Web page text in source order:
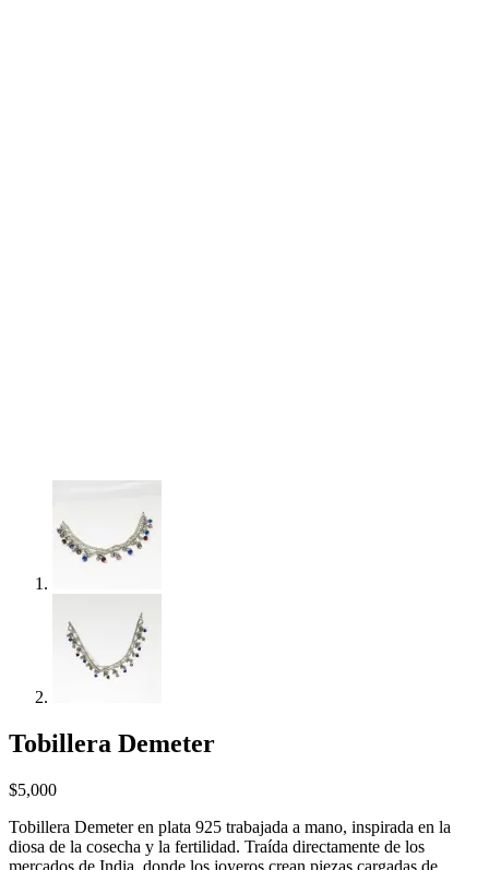
Tobillera Demeter
$5,000
Tobillera Demeter en plata 925 trabajada a mano, inspirada en la
diosa de la cosecha y la fertilidad. Traída directamente de los